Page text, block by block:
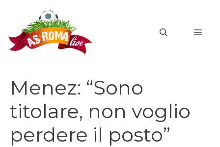
contenuto
Menez: “Sono
titolare, non voglio
perdere il posto”